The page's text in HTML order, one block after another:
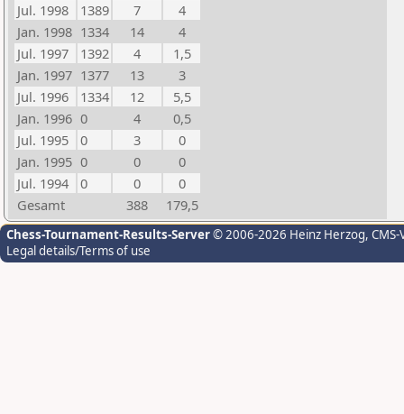
Jul. 1998
1389 7
4
Jan. 1998 1334 14
4
Jul. 1997
1392 4
1,5
Jan. 1997 1377 13
3
Jul. 1996
1334 12
5,5
Jan. 1996 0 4
0,5
Jul. 1995
0 3
0
Jan. 1995 0 0
0
Jul. 1994
0 0
0
Gesamt
388 179,5
Chess-Tournament-Results-Server© 2006-2026 Heinz Herzog,
Legal details/Terms of use